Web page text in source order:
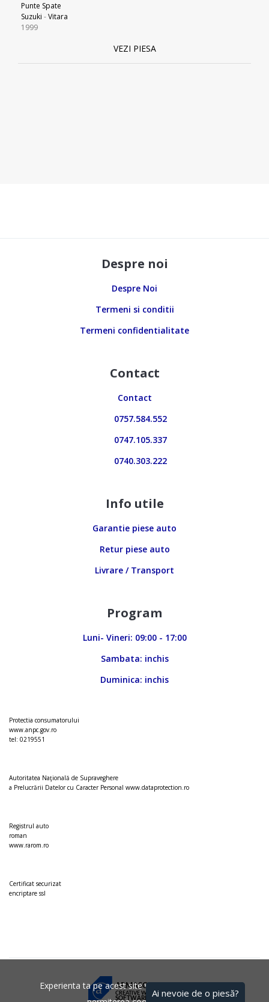
Punte Spate
Suzuki -Vitara
1999
VEZI PIESA
Despre noi
Despre Noi
Termeni si conditii
Termeni confidentialitate
Contact
Contact
0757.584.552
0747.105.337
0740.303.222
Info utile
Garantie piese auto
Retur piese auto
Livrare / Transport
Program
Luni- Vineri: 09:00 - 17:00
Sambata: inchis
Duminica: inchis
Protectia consumatorului
www.anpc.gov.ro
tel: 0219551
Autoritatea Naţională de Supraveghere
a Prelucrării Datelor cu Caracter Personal www.dataprotection.ro
Registrul auto
roman
www.rarom.ro
Certificat securizat
encriptare ssl
ARMASC 6
CREATIVE WEB
SOFTWARE AGENCY
a
Experienta ta pe acest site va fi imbunatatita prin